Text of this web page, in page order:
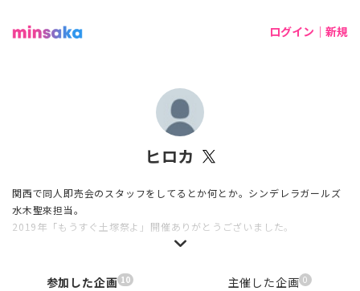
ログイン｜新規
ヒロカ
関西で同人即売会のスタッフをしてるとか何とか。シンデレラガールズ
水木聖來担当。
2019年「もうすぐ土塚祭よ」開催ありがとうございました。
参加した企画 10 主催した企画 0